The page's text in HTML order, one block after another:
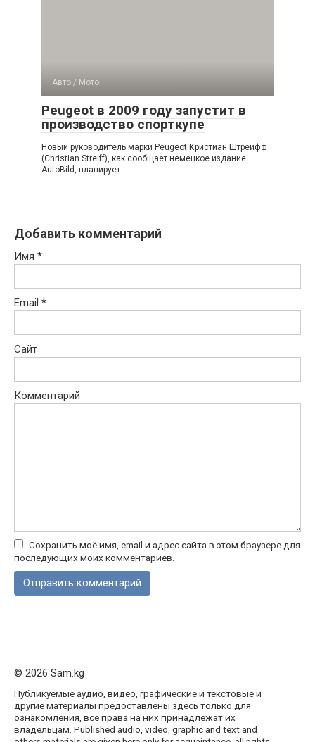
Авто / Мото
Peugeot в 2009 году запустит в
производство спорткупе
Новый руководитель марки Peugeot Кристиан Штрейфф
(Christian Streiff), как сообщает немецкое издание
AutoBild, планирует
Добавить комментарий
Имя *
Email *
Сайт
Комментарий
Сохранить моё имя, email и адрес сайта в этом браузере для
последующих моих комментариев.
© 2026 Sam.kg
Публикуемые аудио, видео, графические и текстовые и
другие материалы предоставлены здесь только для
ознакомления, все права на них принадлежат их
владельцам. Published audio, video, graphic and text and